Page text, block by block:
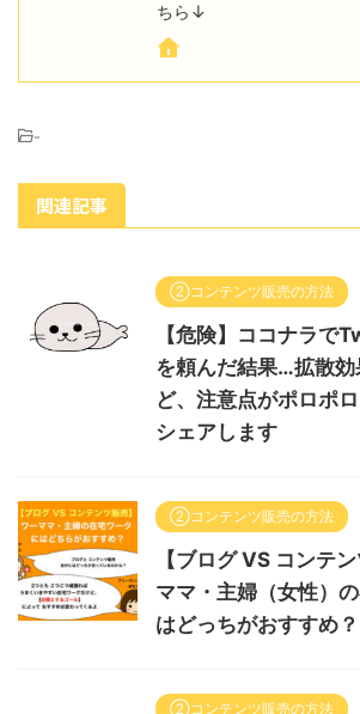
ちら↓
-
関連記事
②コンテンツ販売の方法
【危険】ココナラで
を頼んだ結果…拡散
ど、注意点がポロポ
シェアします
②コンテンツ販売の方法
【ブログ VS コンテ
ママ・主婦（女性）
はどっちがおすすめ？
②コンテンツ販売の方法